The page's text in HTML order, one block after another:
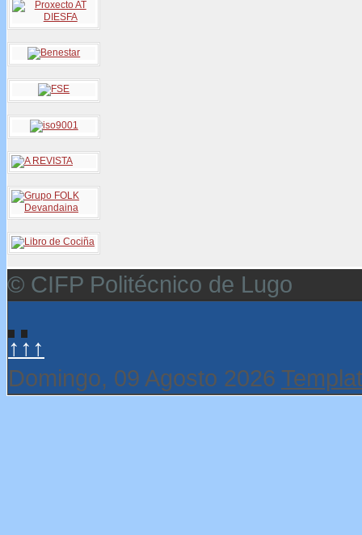
© CIFP Politécnico de Lugo
↑↑↑
Domingo, 09 Agosto 2026